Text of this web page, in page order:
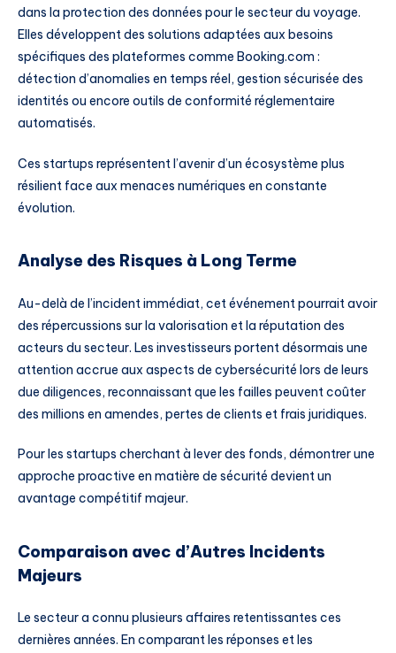
dans la protection des données pour le secteur du voyage.
Elles développent des solutions adaptées aux besoins
spécifiques des plateformes comme Booking.com :
détection d’anomalies en temps réel, gestion sécurisée des
identités ou encore outils de conformité réglementaire
automatisés.
Ces startups représentent l’avenir d’un écosystème plus
résilient face aux menaces numériques en constante
évolution.
Analyse des Risques à Long Terme
Au-delà de l’incident immédiat, cet événement pourrait avoir
des répercussions sur la valorisation et la réputation des
acteurs du secteur. Les investisseurs portent désormais une
attention accrue aux aspects de cybersécurité lors de leurs
due diligences, reconnaissant que les failles peuvent coûter
des millions en amendes, pertes de clients et frais juridiques.
Pour les startups cherchant à lever des fonds, démontrer une
approche proactive en matière de sécurité devient un
avantage compétitif majeur.
Comparaison avec d’Autres Incidents
Majeurs
Le secteur a connu plusieurs affaires retentissantes ces
dernières années. En comparant les réponses et les